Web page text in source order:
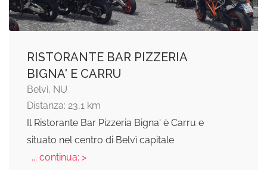
RISTORANTE BAR PIZZERIA
BIGNA' E CARRU
Belvì, NU
Distanza: 23,1 km
Il Ristorante Bar Pizzeria Bigna' è Carru e
situato nel centro di Belvì capitale
... continua: >